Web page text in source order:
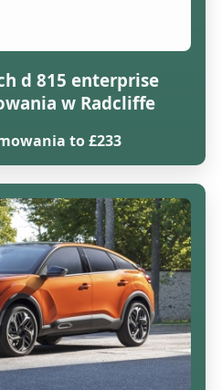
d 815 enterprise
w Radcliffe
to £233